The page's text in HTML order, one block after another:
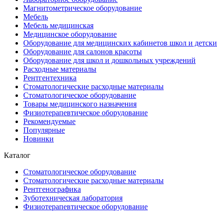
Магнитометрическое оборудование
Мебель
Мебель медицинская
Медицинское оборудование
Оборудование для медицинских кабинетов школ и
Оборудование для салонов красоты
Оборудование для школ и дошкольных учреждений
Расходные материалы
Рентгентехника
Стоматологические расходные материалы
Стоматологическое оборудование
Товары медицинского назначения
Физиотерапевтическое оборудование
Рекомендуемые
Популярные
Новинки
Каталог
Стоматологическое оборудование
Стоматологические расходные материалы
Рентгенографика
Зуботехническая лаборатория
Физиотерапевтическое оборудование